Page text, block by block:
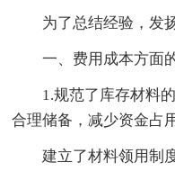
为了总结经验，发
一、费用成本方面
1.规范了库存材料
合理储备，减少资金占用
建立了材料领用制